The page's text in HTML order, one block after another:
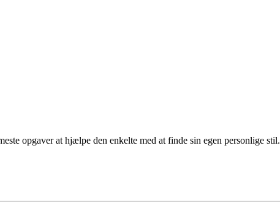
opgaver at hjælpe den enkelte med at finde sin egen personlige stil.